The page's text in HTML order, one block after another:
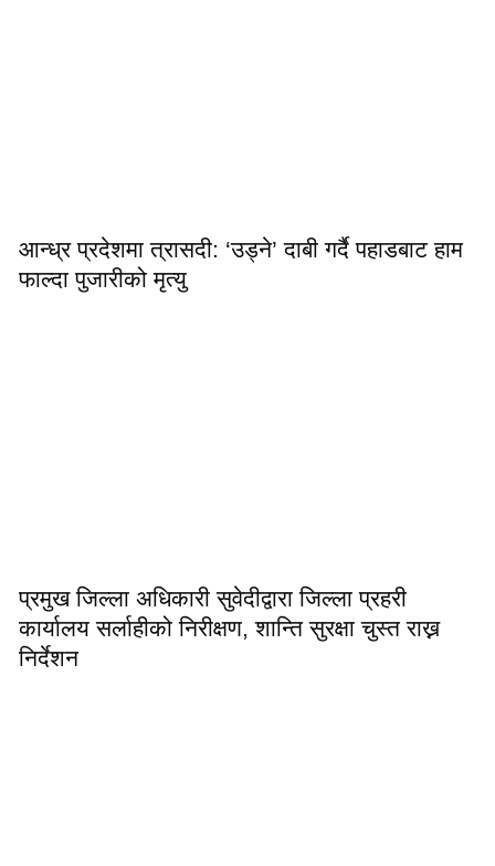
आन्ध्र प्रदेशमा त्रासदी: ‘उड्ने’ दाबी गर्दै पहाडबाट हाम
फाल्दा पुजारीको मृत्यु
प्रमुख जिल्ला अधिकारी सुवेदीद्वारा जिल्ला प्रहरी
कार्यालय सर्लाहीको निरीक्षण, शान्ति सुरक्षा चुस्त राख्न
निर्देशन